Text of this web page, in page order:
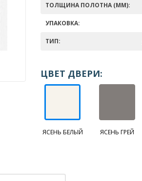
ТОЛЩИНА ПОЛОТНА (ММ):
УПАКОВКА:
ТИП:
ЦВЕТ ДВЕРИ:
ЯСЕНЬ БЕЛЫЙ ЯСЕНЬ ГРЕЙ